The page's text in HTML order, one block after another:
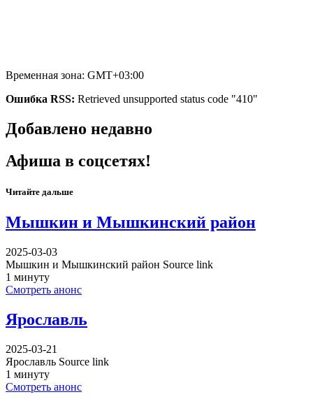
Временная зона: GMT+03:00
Ошибка RSS: Retrieved unsupported status code "410"
Добавлено недавно
Афиша в соцсетях!
Читайте дальше
Мышкин и Мышкинский район
2025-03-03
Мышкин и Мышкинский район Source link
1 минуту
Смотреть анонс
Ярославль
2025-03-21
Ярославль Source link
1 минуту
Смотреть анонс